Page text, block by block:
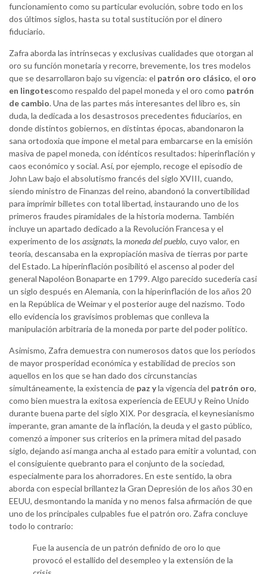
funcionamiento como su particular evolución, sobre todo en los
dos últimos siglos, hasta su total sustitución por el dinero
fiduciario.
Zafra aborda las intrínsecas y exclusivas cualidades que otorgan al
oro su función monetaria y recorre, brevemente, los tres modelos
que se desarrollaron bajo su vigencia: el patrón oro clásico, el oro
en lingotescomo respaldo del papel moneda y el oro como patrón
de cambio. Una de las partes más interesantes del libro es, sin
duda, la dedicada a los desastrosos precedentes fiduciarios, en
donde distintos gobiernos, en distintas épocas, abandonaron la
sana ortodoxia que impone el metal para embarcarse en la emisión
masiva de papel moneda, con idénticos resultados: hiperinflación y
caos económico y social. Así, por ejemplo, recoge el episodio de
John Law bajo el absolutismo francés del siglo XVIII, cuando,
siendo ministro de Finanzas del reino, abandonó la convertibilidad
para imprimir billetes con total libertad, instaurando uno de los
primeros fraudes piramidales de la historia moderna. También
incluye un apartado dedicado a la Revolución Francesa y el
experimento de los assignats, la moneda del pueblo, cuyo valor, en
teoría, descansaba en la expropiación masiva de tierras por parte
del Estado. La hiperinflación posibilitó el ascenso al poder del
general Napoléon Bonaparte en 1799. Algo parecido sucedería casi
un siglo después en Alemania, con la hiperinflación de los años 20
en la República de Weimar y el posterior auge del nazismo. Todo
ello evidencia los gravísimos problemas que conlleva la
manipulación arbitraria de la moneda por parte del poder político.
Asimismo, Zafra demuestra con numerosos datos que los períodos
de mayor prosperidad económica y estabilidad de precios son
aquellos en los que se han dado dos circunstancias
simultáneamente, la existencia de paz yla vigencia del patrón oro,
como bien muestra la exitosa experiencia de EEUU y Reino Unido
durante buena parte del siglo XIX. Por desgracia, el keynesianismo
imperante, gran amante de la inflación, la deuda y el gasto público,
comenzó a imponer sus criterios en la primera mitad del pasado
siglo, dejando así manga ancha al estado para emitir a voluntad, con
el consiguiente quebranto para el conjunto de la sociedad,
especialmente para los ahorradores. En este sentido, la obra
aborda con especial brillantez la Gran Depresión de los años 30 en
EEUU, desmontando la manida y no menos falsa afirmación de que
uno de los principales culpables fue el patrón oro. Zafra concluye
todo lo contrario:
Fue la ausencia de un patrón definido de oro lo que
provocó el estallido del desempleo y la extensión de la